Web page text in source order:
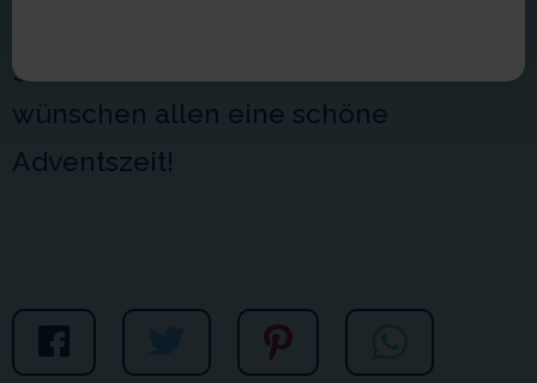
ganz besondere Reise mit. Wir
wünschen allen eine schöne
Adventszeit!